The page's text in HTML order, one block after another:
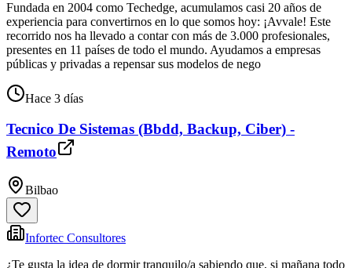
Fundada en 2004 como Techedge, acumulamos casi 20 años de
experiencia para convertirnos en lo que somos hoy: ¡Avvale! Este
recorrido nos ha llevado a contar con más de 3.000 profesionales,
presentes en 11 países de todo el mundo. Ayudamos a empresas
públicas y privadas a repensar sus modelos de nego
Hace 3 días
Tecnico De Sistemas (Bbdd, Backup, Ciber) -
Remoto
Bilbao
Infortec Consultores
¿Te gusta la idea de dormir tranquilo/a sabiendo que, si mañana todo